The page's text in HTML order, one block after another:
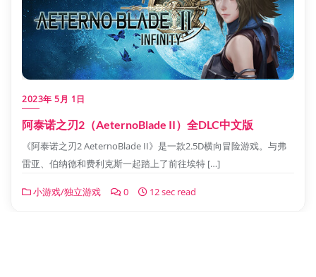
2023年 5月 1日
阿泰诺之刃2（AeternoBlade II）全DLC中文版
《阿泰诺之刃2 AeternoBlade II》是一款2.5D横向冒险游戏。与弗
雷亚、伯纳德和费利克斯一起踏上了前往埃特 […]
小游戏/独立游戏 0 12 sec read